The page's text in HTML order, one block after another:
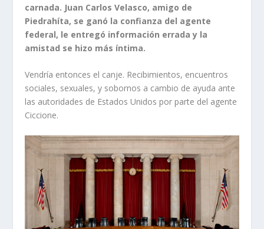
carnada. Juan Carlos Velasco, amigo de
Piedrahíta, se ganó la confianza del agente
federal, le entregó información errada y la
amistad se hizo más íntima.
Vendría entonces el canje. Recibimientos, encuentros
sociales, sexuales, y sobornos a cambio de ayuda ante
las autoridades de Estados Unidos por parte del agente
Ciccione.